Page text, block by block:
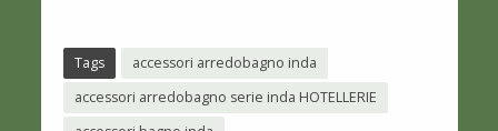
Tags
accessori arredobagno inda
accessori arredobagno serie inda HOTELLERIE